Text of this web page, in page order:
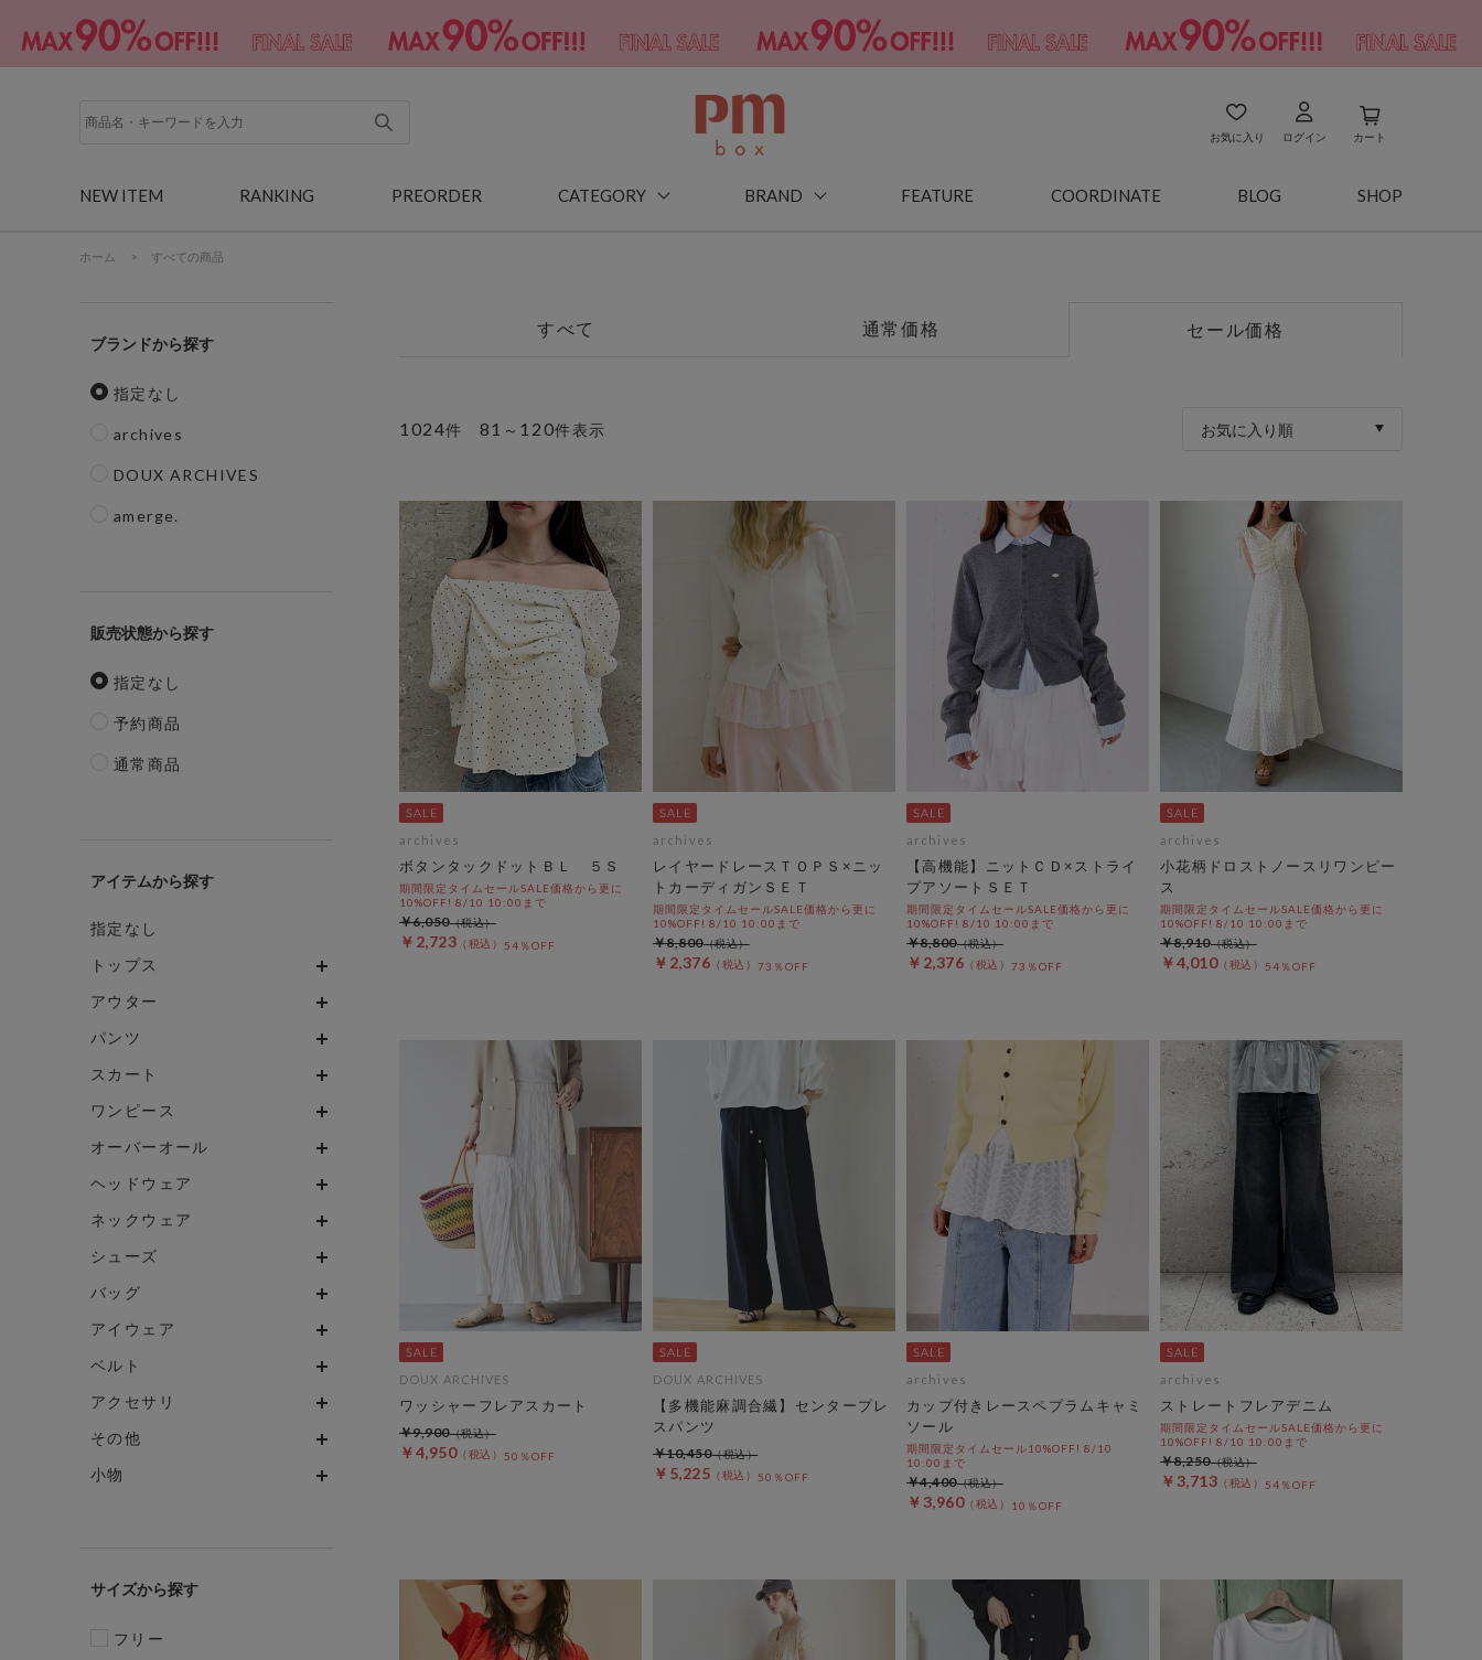
お気に入り ログイン カート
NEW ITEM RANKING PREORDER CATEGORY BRAND FEATURE COORDINATE BLOG SHOP
ホーム > すべての商品
ブランド
指定なし
archives
DOUX ARCHIVES
amerge.
販売状態
指定なし
予約商品
通常商品
アイテム
指定なし
トップス
アウター
パンツ
スカート
ワンピース
オーバーオール
ヘッドウェア
ネックウェア
シューズ
バッグ
アイウェア
ベルト
アクセサリ
その他
小物
サイズ
フリー
すべて 通常価格 セール価格
1024件 81 ～ 120件表示 お気に入り順
archives
ボタンタックドットＢＬ ５Ｓ
期間限定タイムセールSALE価格から更に
10%OFF! 8/10 10:00まで
￥2,723 54％OFF
￥6,050
archives
レイヤードレースＴＯＰＳ×ニッ
トカーディガンＳＥＴ
期間限定タイムセールSALE価格から更に
10%OFF! 8/10 10:00まで
￥2,376 73％OFF
￥8,800
archives
【高機能】ニットＣＤ×ストライ
プアソートＳＥＴ
期間限定タイムセールSALE価格から更に
10%OFF! 8/10 10:00まで
￥2,376 73％OFF
￥8,800
archives
小花柄ドロストノースリワンピー
ス
期間限定タイムセールSALE価格から更に
10%OFF! 8/10 10:00まで
￥4,010 54％OFF
￥8,910
DOUX ARCHIVES
ワッシャーフレアスカート
￥4,950 50％OFF
￥9,900
DOUX ARCHIVES
【多機能麻調合繊】センタープレ
スパンツ
￥5,225 50％OFF
￥10,450
archives
カップ付きレースペプラムキャミ
ソール
期間限定タイムセール10%OFF! 8/10
10:00まで
￥3,960 10％OFF
￥4,400
archives
ストレートフレアデニム
期間限定タイムセールSALE価格から更に
10%OFF! 8/10 10:00まで
￥3,713 54％OFF
￥8,250